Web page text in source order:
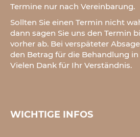
Termine nur nach Vereinbarung.
Sollten Sie einen Termin nicht
dann sagen Sie uns den Termin
vorher ab. Bei verspäteter
den Betrag für die Behandlung
Vielen Dank für Ihr Verständnis.
WICHTIGE INFOS